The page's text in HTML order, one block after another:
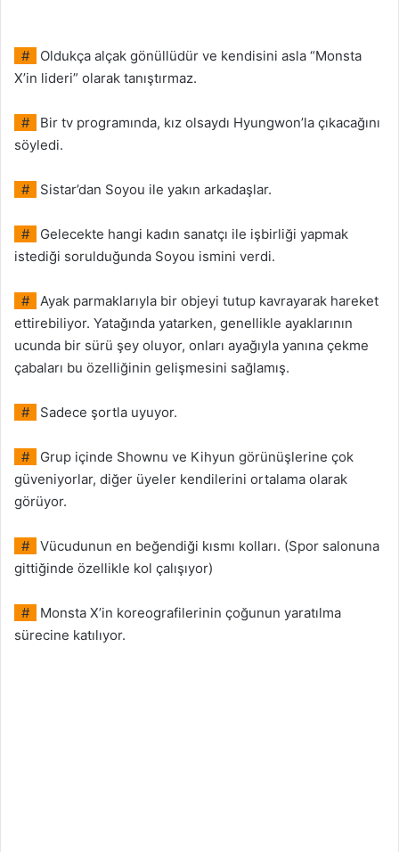
#
Oldukça alçak gönüllüdür ve kendisini asla “Monsta
X’in lideri” olarak tanıştırmaz.
#
Bir tv programında, kız olsaydı Hyungwon’la çıkacağını
söyledi.
# Sistar’dan Soyou ile yakın arkadaşlar.
#
Gelecekte hangi kadın sanatçı ile işbirliği yapmak
istediği sorulduğunda Soyou ismini verdi.
#
Ayak parmaklarıyla bir objeyi tutup kavrayarak hareket
ettirebiliyor. Yatağında yatarken, genellikle ayaklarının
ucunda bir sürü şey oluyor, onları ayağıyla yanına çekme
çabaları bu özelliğinin gelişmesini sağlamış.
# Sadece şortla uyuyor.
#
Grup içinde Shownu ve Kihyun görünüşlerine çok
güveniyorlar, diğer üyeler kendilerini ortalama olarak
görüyor.
#
Vücudunun en beğendiği kısmı kolları. (Spor salonuna
gittiğinde özellikle kol çalışıyor)
#
Monsta X’in koreografilerinin çoğunun yaratılma
sürecine katılıyor.